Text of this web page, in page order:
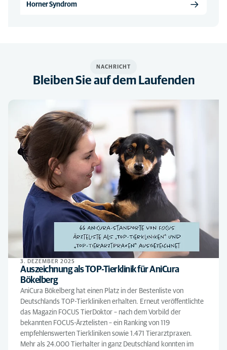
Horner Syndrom
NACHRICHT
Bleiben Sie auf dem Laufenden
3. DEZEMBER 2025
Auszeichnung als TOP-Tierklinik für AniCura
Bökelberg
AniCura Bökelberg hat einen Platz in der Bestenliste von
Deutschlands TOP-Tierkliniken erhalten. Erneut veröffentlichte
das Magazin FOCUS TierDoktor – nach dem Vorbild der
bekannten FOCUS-Ärztelisten – ein Ranking von 119
empfehlenswerten Tierkliniken sowie 1.471 Tierarztpraxen.
Mehr als 24.000 Tierhalter in ganz Deutschland konnten im